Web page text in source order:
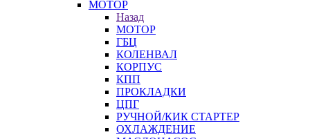
МОТОР
Назад
МОТОР
ГБЦ
КОЛЕНВАЛ
КОРПУС
КПП
ПРОКЛАДКИ
ЦПГ
РУЧНОЙ/КИК СТАРТЕР
ОХЛАЖДЕНИЕ